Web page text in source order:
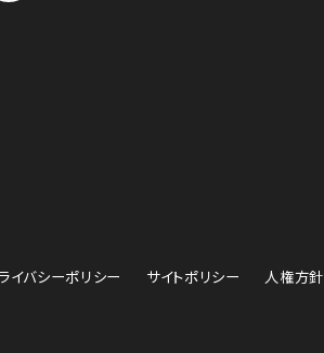
イバシーポリシー サイトポリシー 人権方針